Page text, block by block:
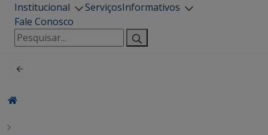
Institucional ServiçosInformativos
Fale Conosco
Pesquisar
por: